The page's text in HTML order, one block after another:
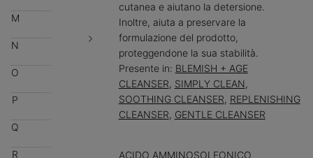
M
N
O
P
Q
R
cutanea e aiutano la detersione.
Inoltre, aiuta a preservare la
formulazione del prodotto,
proteggendone la sua stabilità.
Presente in: BLEMISH + AGE
CLEANSER, SIMPLY CLEAN,
SOOTHING CLEANSER, REPLENISHING
CLEANSER, GENTLE CLEANSER
ACIDO AMMINOSOLFONICO